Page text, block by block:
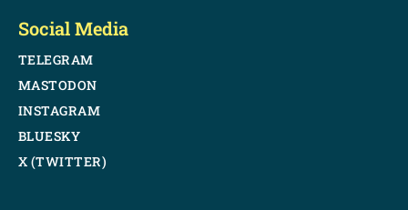
Social Media
TELEGRAM
MASTODON
INSTAGRAM
BLUESKY
X (TWITTER)